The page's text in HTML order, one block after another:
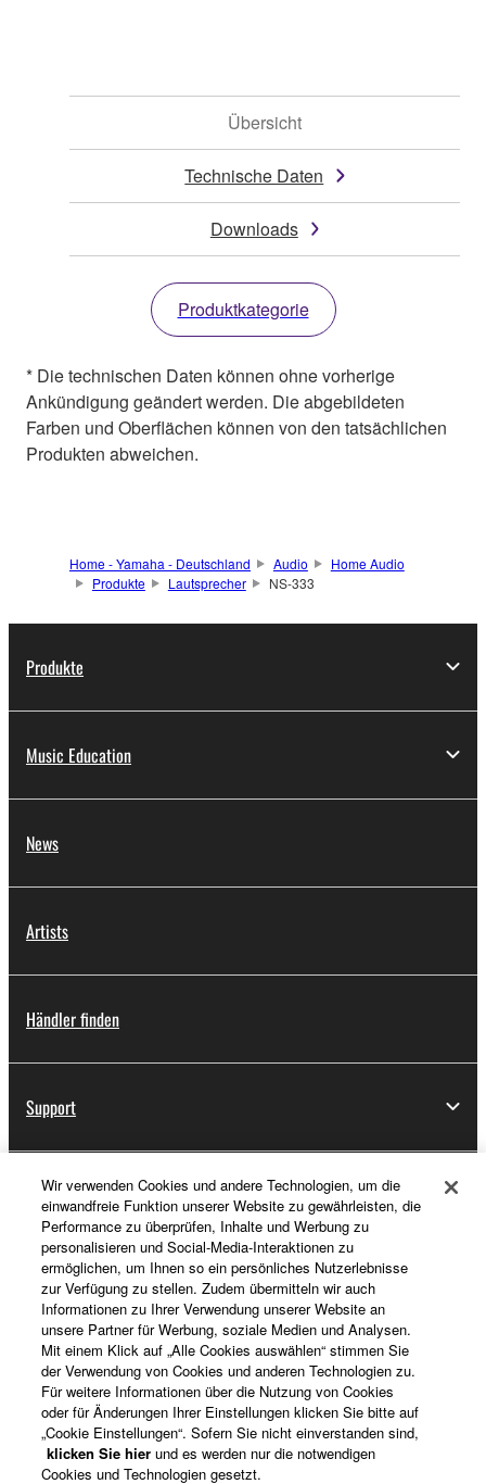
Übersicht
Technische Daten
Downloads
Produktkategorie
* Die technischen Daten können ohne vorherige
Ankündigung geändert werden. Die abgebildeten
Farben und Oberflächen können von den tatsächlichen
Produkten abweichen.
Home - Yamaha - Deutschland Audio
Home Audio
Produkte
Lautsprecher NS-333
Produkte
Music Education
News
Artists
Händler finden
Support
Registrierung von „Yamaha Music ID“
Über Yamaha
Deutschland - German
Business
Wir verwenden Cookies und andere Technologien, um die
einwandfreie Funktion unserer Website zu gewährleisten, die
Performance zu überprüfen, Inhalte und Werbung zu
personalisieren und Social-Media-Interaktionen zu
ermöglichen, um Ihnen so ein persönliches Nutzerlebnisse
zur Verfügung zu stellen. Zudem übermitteln wir auch
Informationen zu Ihrer Verwendung unserer Website an
unsere Partner für Werbung, soziale Medien und Analysen.
Mit einem Klick auf „Alle Cookies auswählen“ stimmen Sie
der Verwendung von Cookies und anderen Technologien zu.
Für weitere Informationen über die Nutzung von Cookies
oder für Änderungen Ihrer Einstellungen klicken Sie bitte auf
„Cookie Einstellungen“. Sofern Sie nicht einverstanden sind,
klicken Sie hier und es werden nur die notwendigen
Cookies und Technologien gesetzt.